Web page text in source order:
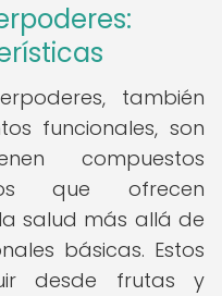
también
funcionales, son
compuestos
que ofrecen
salud más allá de
básicas. Estos
desde frutas y